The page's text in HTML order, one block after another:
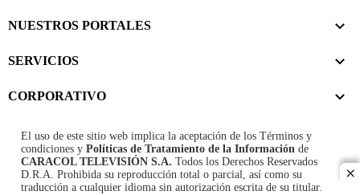
NUESTROS PORTALES
SERVICIOS
CORPORATIVO
El uso de este sitio web implica la aceptación de los Términos y
condiciones y Políticas de Tratamiento de la Información de
CARACOL TELEVISIÓN S.A. Todos los Derechos Reservados
D.R.A. Prohibida su reproducción total o parcial, así como su
traducción a cualquier idioma sin autorización escrita de su titular.